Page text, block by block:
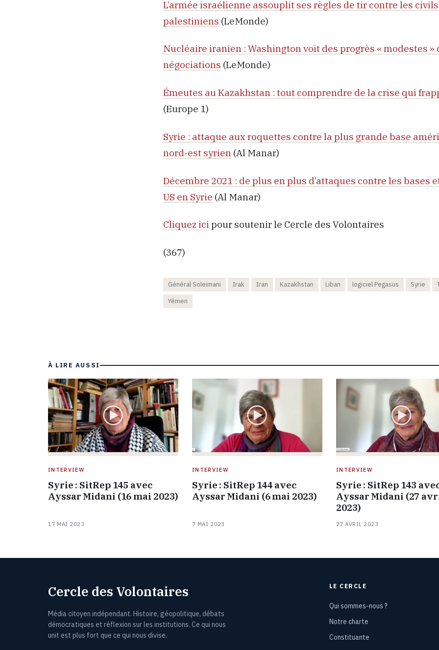
L’armée israélienne assouplit ses règles de tir contre les civils
palestiniens (LeMonde)
Nucléaire iranien : Washington voit des progrès « modestes »
négociations (LeMonde)
Émeutes au Kazakhstan : tout comprendre de la crise qui
(Europe 1)
Syrie : attaque aux roquettes contre la plus grande base
nord-est syrien (Al Manar)
Décembre 2021 : de plus en plus d’attaques contre les bases
US en Syrie (Al Manar)
Cliquez ici pour soutenir le Cercle des Volontaires
(367)
Général Soleimani Irak Iran Kazakhstan Liban logiciel Pegasus Syrie
Yémen
À LIRE AUSSI
INTERVIEW
Syrie : SitRep 145 avec
Ayssar Midani (16 mai 2023)
17 MAI 2023
INTERVIEW
Syrie : SitRep 144 avec
Ayssar Midani (6 mai 2023)
7 MAI 2023
INTERVIEW
Syrie : SitRep 143
Ayssar Midani (27
2023)
27 AVRIL 2023
Cercle des Volontaires
Média citoyen indépendant. Histoire, géopolitique, débats
démocratiques et réflexion sur les institutions. Ce qui nous
unit est plus fort que ce qui nous divise.
LE CERCLE
Qui sommes-nous ?
Notre charte
Constituante